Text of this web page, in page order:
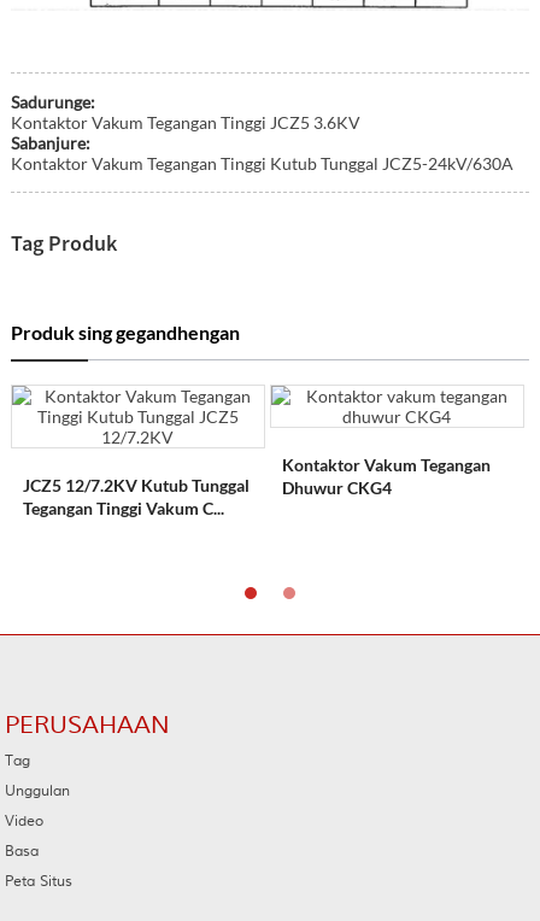
Sadurunge:
Kontaktor Vakum Tegangan Tinggi JCZ5 3.6KV
Sabanjure:
Kontaktor Vakum Tegangan Tinggi Kutub Tunggal JCZ5-24kV/630A
Tag Produk
Produk sing gegandhengan
JCZ5 12/7.2KV Kutub Tunggal
Tegangan Tinggi Vakum C...
Kontaktor Vakum Tegangan
Dhuwur CKG4
PERUSAHAAN
Tag
Unggulan
Video
Basa
Peta Situs